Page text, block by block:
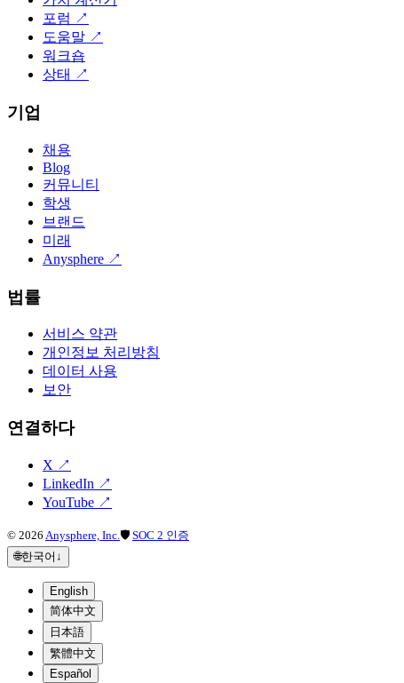
포럼 ↗
도움말 ↗
워크숍
상태 ↗
기업
채용
Blog
커뮤니티
학생
브랜드
미래
Anysphere ↗
법률
서비스 약관
개인정보 처리방침
데이터 사용
보안
연결하다
X ↗
LinkedIn ↗
YouTube ↗
© 2026 Anysphere, Inc. 🛡 SOC 2 인증
🌐한국어 ↓
English
简体中文
日本語
繁體中文
Español